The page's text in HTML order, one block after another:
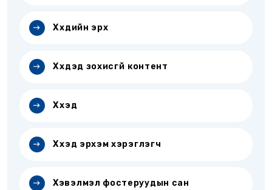
Хүүхдийн эрх
Хүүхдэд зохисгүй контент
Хүүхэд
Хүүхэд эрхэм хэрэглэгч
Хэвэлмэл фостеруудын сан